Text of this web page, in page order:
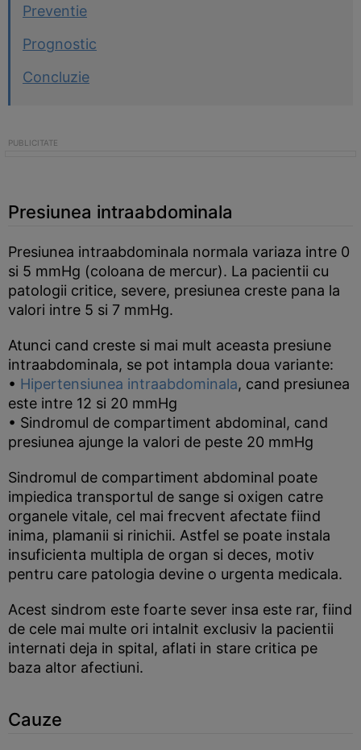
Preventie
Prognostic
Concluzie
Presiunea intraabdominala
Presiunea intraabdominala normala variaza intre 0
si 5 mmHg (coloana de mercur). La pacientii cu
patologii critice, severe, presiunea creste pana la
valori intre 5 si 7 mmHg.
Atunci cand creste si mai mult aceasta presiune
intraabdominala, se pot intampla doua variante:
• Hipertensiunea intraabdominala, cand presiunea
este intre 12 si 20 mmHg
• Sindromul de compartiment abdominal, cand
presiunea ajunge la valori de peste 20 mmHg
Sindromul de compartiment abdominal poate
impiedica transportul de sange si oxigen catre
organele vitale, cel mai frecvent afectate fiind
inima, plamanii si rinichii. Astfel se poate instala
insuficienta multipla de organ si deces, motiv
pentru care patologia devine o urgenta medicala.
Acest sindrom este foarte sever insa este rar, fiind
de cele mai multe ori intalnit exclusiv la pacientii
internati deja in spital, aflati in stare critica pe
baza altor afectiuni.
Cauze